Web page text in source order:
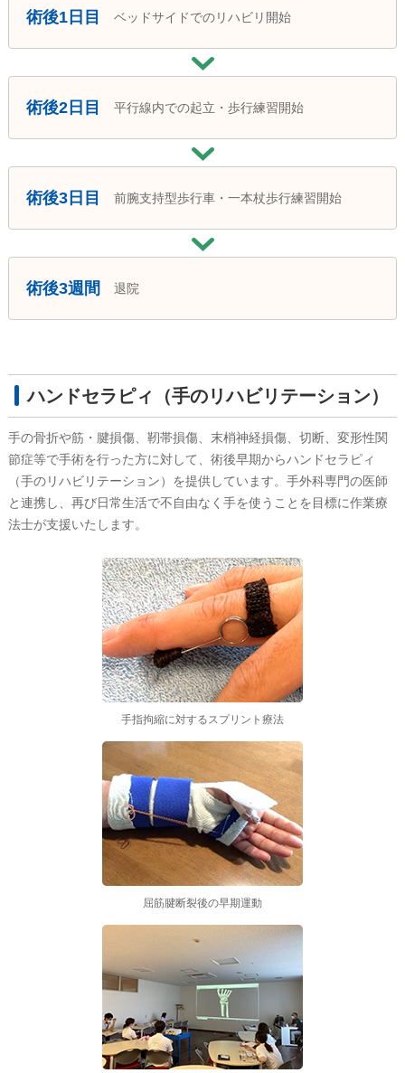
術後1日目 ベッドサイドでのリハビリ開始
術後2日目 平行線内での起立・歩行練習開始
術後3日目 前腕支持型歩行車・一本杖歩行練習開始
術後3週間 退院
ハンドセラピィ（手のリハビリテーション）
手の骨折や筋・腱損傷、靭帯損傷、末梢神経損傷、切断、変形性関
節症等で手術を行った方に対して、術後早期からハンドセラピィ
（手のリハビリテーション）を提供しています。手外科専門の医師
と連携し、再び日常生活で不自由なく手を使うことを目標に作業療
法士が支援いたします。
手指拘縮に対するスプリント療法
屈筋腱断裂後の早期運動